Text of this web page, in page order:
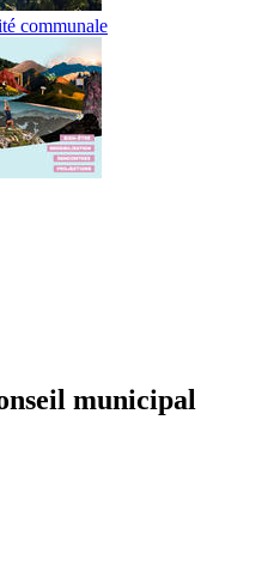
communale
municipal